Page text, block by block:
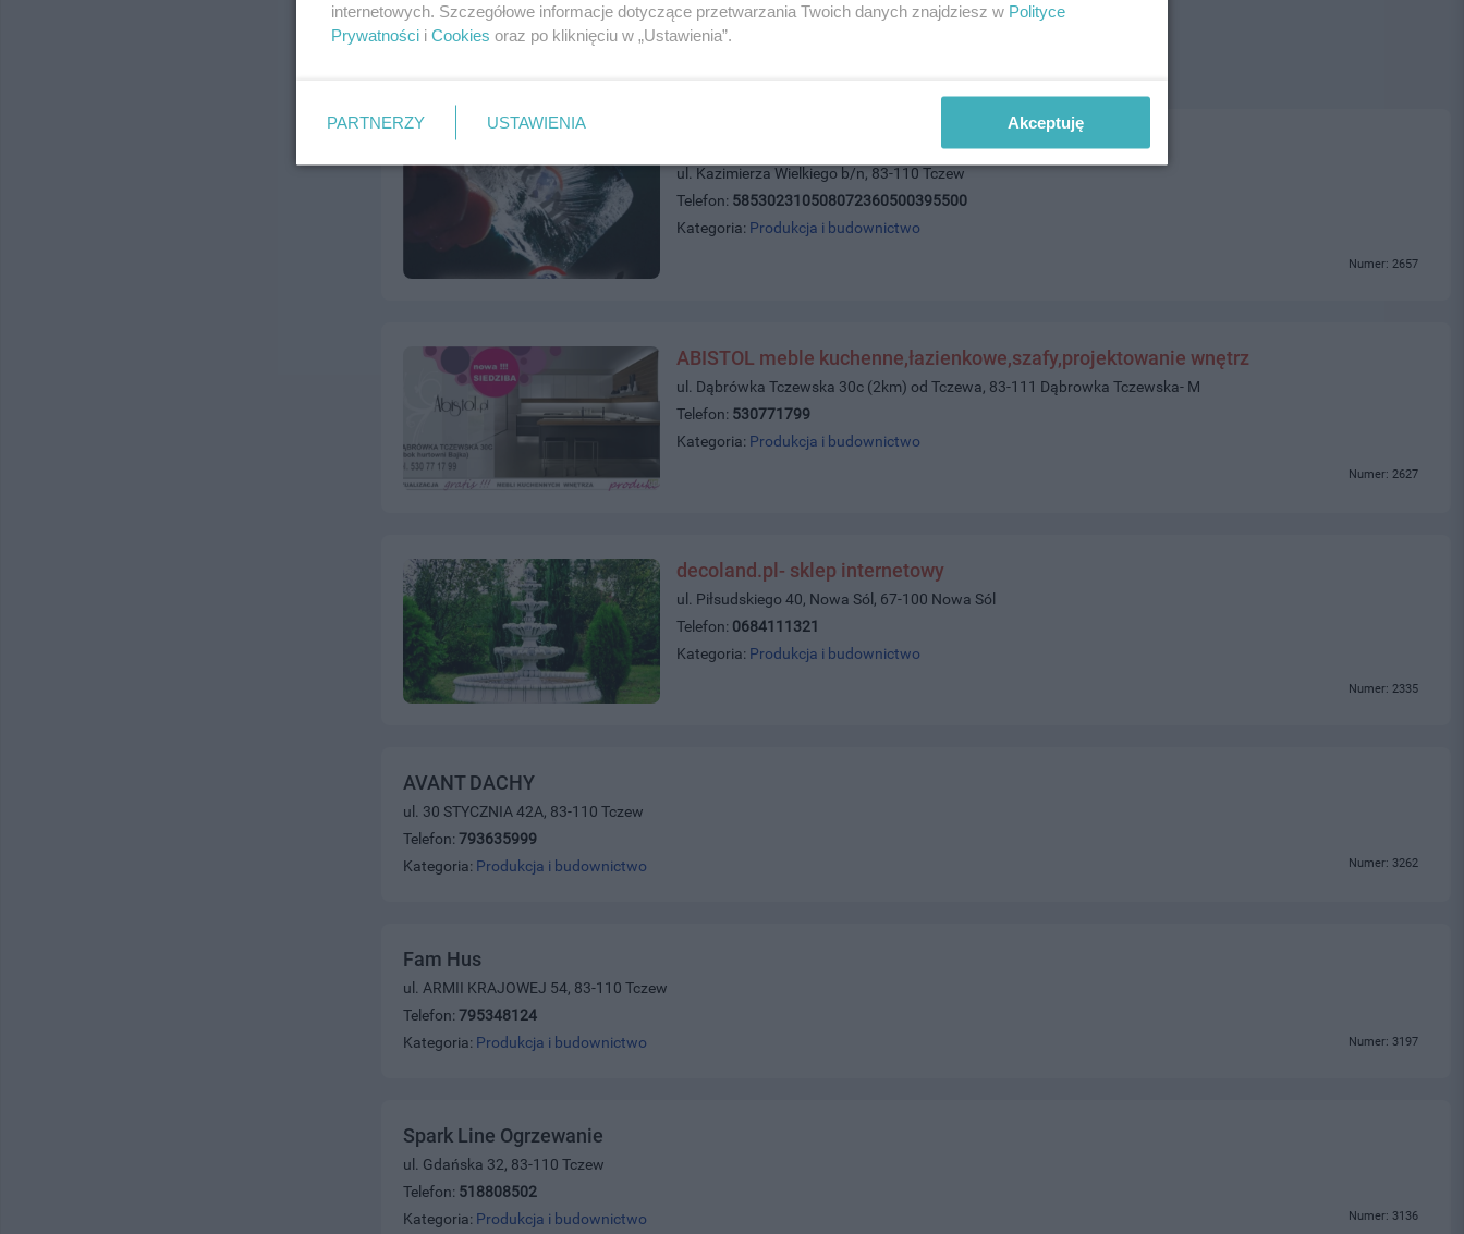
FILTRONIX , klimtyzacja, wentylacja
ul. Kazimierza Wielkiego b/n, 83-110 Tczew
Telefon: 585302310508072360500395500
Kategoria: Produkcja i budownictwo
Numer: 2657
ABISTOL meble kuchenne,łazienkowe,szafy,projektowanie wnętrz
ul. Dąbrówka Tczewska 30c (2km) od Tczewa, 83-111 Dąbrowka Tczewska- M
Telefon: 530771799
Kategoria: Produkcja i budownictwo
Numer: 2627
decoland.pl- sklep internetowy
ul. Piłsudskiego 40, Nowa Sól, 67-100 Nowa Sól
Telefon: 0684111321
Kategoria: Produkcja i budownictwo
Numer: 2335
AVANT DACHY
ul. 30 STYCZNIA 42A, 83-110 Tczew
Telefon: 793635999
Kategoria: Produkcja i budownictwo Numer: 3262
Fam Hus
ul. ARMII KRAJOWEJ 54, 83-110 Tczew
Telefon: 795348124
Kategoria: Produkcja i budownictwo Numer: 3197
Spark Line Ogrzewanie
ul. Gdańska 32, 83-110 Tczew
Telefon: 518808502
Kategoria: Produkcja i budownictwo Numer: 3136
internetowych. Szczegółowe informacje dotyczące przetwarzania Twoich danych znajdziesz w Polityce
Prywatności i Cookies oraz po kliknięciu w „Ustawienia”.
PARTNERZY USTAWIENIA Akceptuję